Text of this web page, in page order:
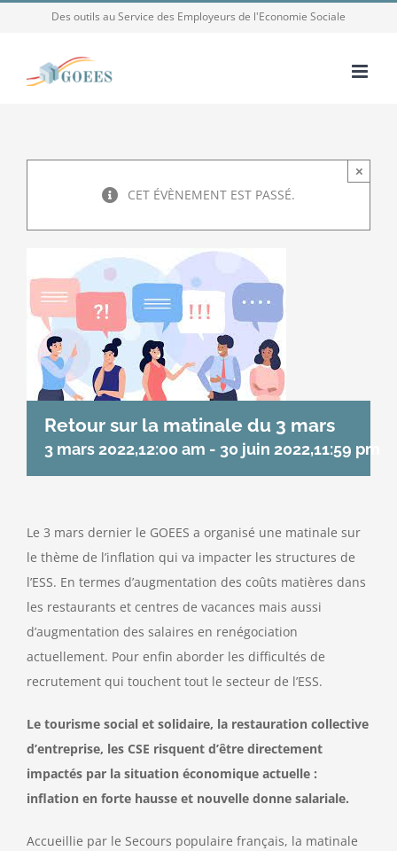
contenu
Des outils au Service des Employeurs de l'Economie Sociale
CET ÉVÈNEMENT EST PASSÉ.
×
Retour sur la matinale du 3 mars
3 mars 2022,12:00 am - 30 juin 2022,11:59 pm
Le 3 mars dernier le GOEES a organisé une matinale sur
le thème de l’inflation qui va impacter les structures de
l’ESS. En termes d’augmentation des coûts matières dans
les restaurants et centres de vacances mais aussi
d’augmentation des salaires en renégociation
actuellement. Pour enfin aborder les difficultés de
recrutement qui touchent tout le secteur de l’ESS.
Le tourisme social et solidaire, la restauration collective
d’entreprise, les CSE risquent d’être directement
impactés par la situation économique actuelle :
inflation en forte hausse et nouvelle donne salariale.
Accueillie par le Secours populaire français, la matinale